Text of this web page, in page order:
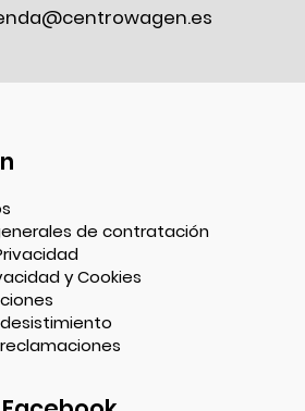
de contratación
y Cookies